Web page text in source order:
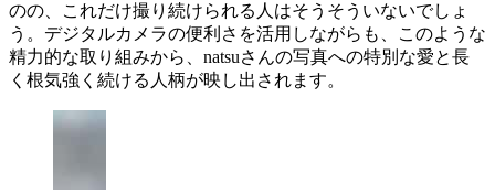
のの、これだけ撮り続けられる人はそうそういないでしょ
う。デジタルカメラの便利さを活用しながらも、このような
精力的な取り組みから、natsuさんの写真への特別な愛と長
く根気強く続ける人柄が映し出されます。